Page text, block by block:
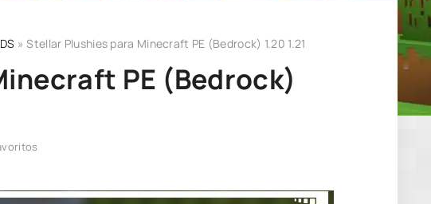
» Stellar Plushies para Minecraft PE (Bedrock) 1.20 1.21
PE (Bedrock)